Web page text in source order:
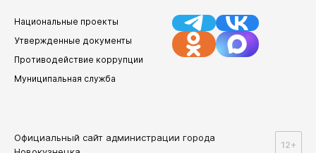
Национальные проекты
Утвержденные документы
Противодействие коррупции
Муниципальная служба
Официальный сайт администрации города
12+